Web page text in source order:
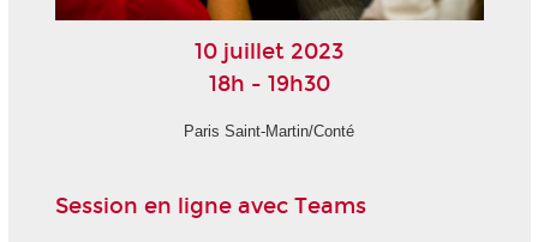
10 juillet 2023
18h - 19h30
Paris Saint-Martin/Conté
Session en ligne avec Teams